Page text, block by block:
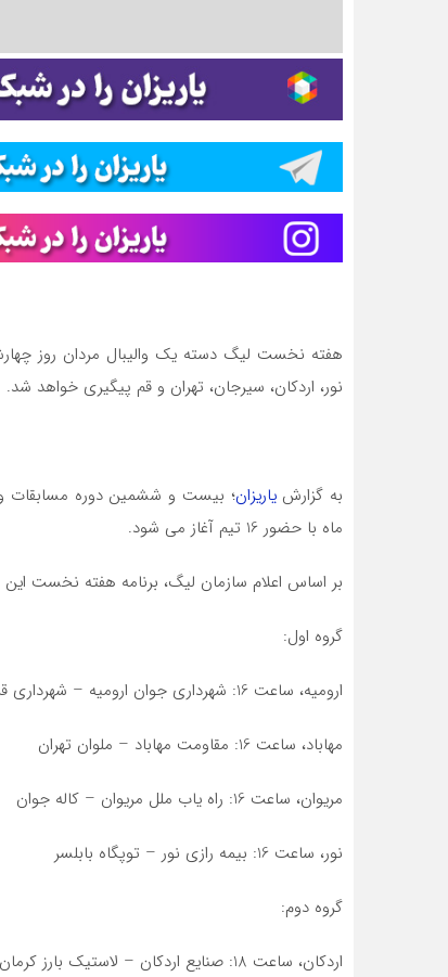
هفته نخست لیگ دسته یک والیبال مردان روز
نور، اردکان، سیرجان، تهران و قم پیگیری خواهد شد.
به گزارشیاریزان؛ بیست و ششمین دوره مسابقات
ماه با حضور 16 تیم آغاز می شود.
بر اساس اعلام سازمان لیگ، برنامه هفته نخست این
گروه اول:
ارومیه، ساعت 16: شهرداری جوان ارومیه – شهرداری قزوین
مهاباد، ساعت 16: مقاومت مهاباد – ملوان تهران
مریوان، ساعت 16: راه یاب ملل مریوان – کاله جوان
نور، ساعت 16: بیمه رازی نور – توپگاه بابلسر
گروه دوم:
اردکان، ساعت 18: صنایع اردکان – لاستیک بارز کرمان